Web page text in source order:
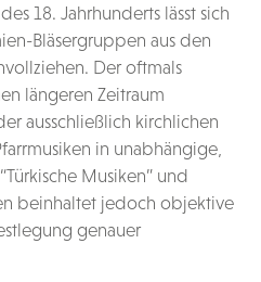
18. Jahrhunderts lässt sich
Bläsergruppen aus den
Der oftmals
längeren Zeitraum
ausschließlich kirchlichen
in unabhängige,
Musiken” und
beinhaltet jedoch objektive
genauer